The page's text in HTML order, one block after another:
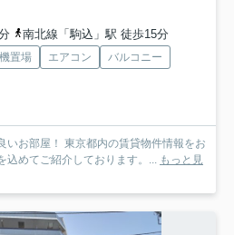
南北線「駒込」駅 徒歩15分
置場 エアコン
バルコニー
いお部屋！ 東京都内の賃貸物件情報をお
込めてご紹介しております。... もっと見